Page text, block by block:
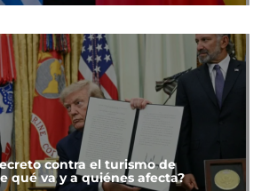
contra el turismo de
qué va y a quiénes afecta?